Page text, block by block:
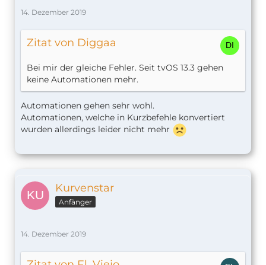
14. Dezember 2019
Zitat von Diggaa
Bei mir der gleiche Fehler. Seit tvOS 13.3 gehen
keine Automationen mehr.
Automationen gehen sehr wohl.
Automationen, welche in Kurzbefehle konvertiert
wurden allerdings leider nicht mehr
Kurvenstar
Anfänger
14. Dezember 2019